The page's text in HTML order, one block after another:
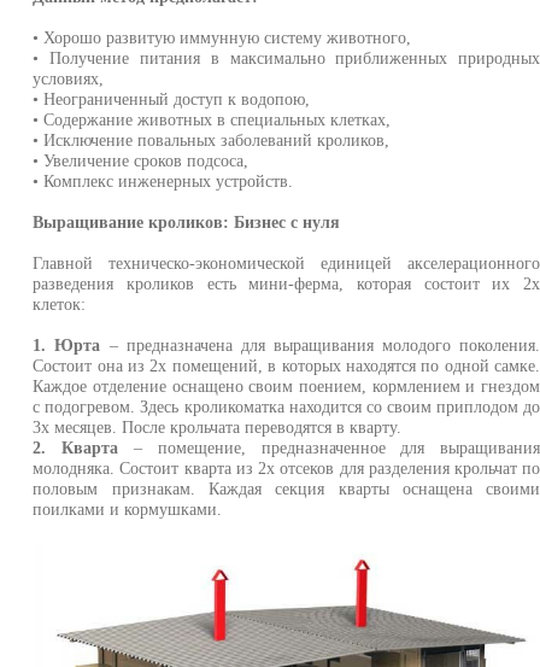
• Хорошо развитую иммунную систему животного,
• Получение питания в максимально приближенных природных
условиях,
• Неограниченный доступ к водопою,
• Содержание животных в специальных клетках,
• Исключение повальных заболеваний кроликов,
• Увеличение сроков подсоса,
• Комплекс инженерных устройств.
Выращивание кроликов: Бизнес с нуля
Главной техническо-экономической единицей акселерационного
разведения кроликов есть мини-ферма, которая состоит их 2х
клеток:
1. Юрта – предназначена для выращивания молодого поколения.
Состоит она из 2х помещений, в которых находятся по одной самке.
Каждое отделение оснащено своим поением, кормлением и гнездом
с подогревом. Здесь кроликоматка находится со своим приплодом до
3х месяцев. После крольчата переводятся в кварту.
2. Кварта – помещение, предназначенное для выращивания
молодняка. Состоит кварта из 2х отсеков для разделения крольчат по
половым признакам. Каждая секция кварты оснащена своими
поилками и кормушками.